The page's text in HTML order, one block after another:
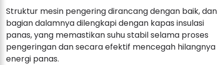
Struktur mesin pengering dirancang dengan baik, dan
bagian dalamnya dilengkapi dengan kapas insulasi
panas, yang memastikan suhu stabil selama proses
pengeringan dan secara efektif mencegah hilangnya
energi panas.